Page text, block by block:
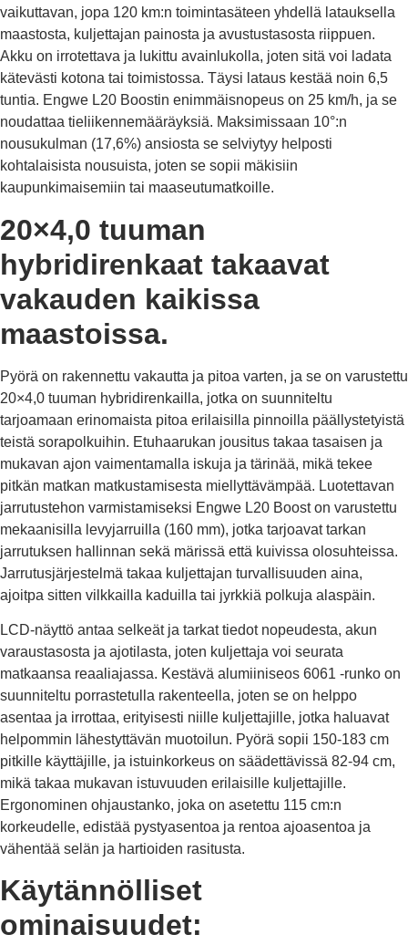
vaikuttavan, jopa 120 km:n toimintasäteen yhdellä latauksella
maastosta, kuljettajan painosta ja avustustasosta riippuen.
Akku on irrotettava ja lukittu avainlukolla, joten sitä voi ladata
kätevästi kotona tai toimistossa. Täysi lataus kestää noin 6,5
tuntia. Engwe L20 Boostin enimmäisnopeus on 25 km/h, ja se
noudattaa tieliikennemääräyksiä. Maksimissaan 10°:n
nousukulman (17,6%) ansiosta se selviytyy helposti
kohtalaisista nousuista, joten se sopii mäkisiin
kaupunkimaisemiin tai maaseutumatkoille.
20×4,0 tuuman
hybridirenkaat takaavat
vakauden kaikissa
maastoissa.
Pyörä on rakennettu vakautta ja pitoa varten, ja se on varustettu
20×4,0 tuuman hybridirenkailla, jotka on suunniteltu
tarjoamaan erinomaista pitoa erilaisilla pinnoilla päällystetyistä
teistä sorapolkuihin. Etuhaarukan jousitus takaa tasaisen ja
mukavan ajon vaimentamalla iskuja ja tärinää, mikä tekee
pitkän matkan matkustamisesta miellyttävämpää. Luotettavan
jarrutustehon varmistamiseksi Engwe L20 Boost on varustettu
mekaanisilla levyjarruilla (160 mm), jotka tarjoavat tarkan
jarrutuksen hallinnan sekä märissä että kuivissa olosuhteissa.
Jarrutusjärjestelmä takaa kuljettajan turvallisuuden aina,
ajoitpa sitten vilkkailla kaduilla tai jyrkkiä polkuja alaspäin.
LCD-näyttö antaa selkeät ja tarkat tiedot nopeudesta, akun
varaustasosta ja ajotilasta, joten kuljettaja voi seurata
matkaansa reaaliajassa. Kestävä alumiiniseos 6061 -runko on
suunniteltu porrastetulla rakenteella, joten se on helppo
asentaa ja irrottaa, erityisesti niille kuljettajille, jotka haluavat
helpommin lähestyttävän muotoilun. Pyörä sopii 150-183 cm
pitkille käyttäjille, ja istuinkorkeus on säädettävissä 82-94 cm,
mikä takaa mukavan istuvuuden erilaisille kuljettajille.
Ergonominen ohjaustanko, joka on asetettu 115 cm:n
korkeudelle, edistää pystyasentoa ja rentoa ajoasentoa ja
vähentää selän ja hartioiden rasitusta.
Käytännölliset
ominaisuudet: